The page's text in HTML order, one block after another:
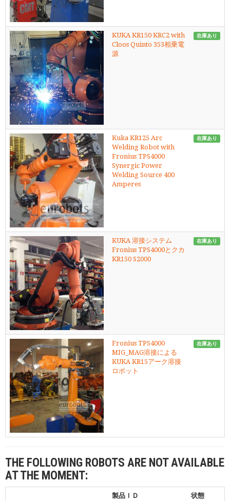
KUKA KR150 KRC2 with
Cloos Quinto 353相乗電
源
在庫あり
Kuka KR125 Arc
Welding Robot with
Fronius TPS4000
Synergic Power
Welding Source 400
Amperes
在庫あり
KUKA 溶接システム
Fronius TPS4000とクカ
KR150 S2000
在庫あり
Fronius TPS4000
MIG_MAG溶接による
KUKA KR15アーク溶接
ロボット
在庫あり
THE FOLLOWING ROBOTS ARE NOT AVAILABLE
AT THE MOMENT:
製品ＩＤ 状態